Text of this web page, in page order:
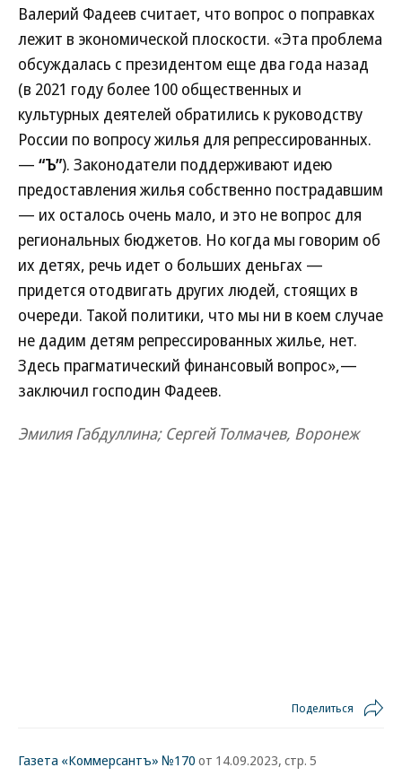
Валерий Фадеев считает, что вопрос о поправках
лежит в экономической плоскости. «Эта проблема
обсуждалась с президентом еще два года назад
(в 2021 году более 100 общественных и
культурных деятелей обратились к руководству
России по вопросу жилья для репрессированных.
— “Ъ”). Законодатели поддерживают идею
предоставления жилья собственно пострадавшим
— их осталось очень мало, и это не вопрос для
региональных бюджетов. Но когда мы говорим об
их детях, речь идет о больших деньгах —
придется отодвигать других людей, стоящих в
очереди. Такой политики, что мы ни в коем случае
не дадим детям репрессированных жилье, нет.
Здесь прагматический финансовый вопрос»,—
заключил господин Фадеев.
Эмилия Габдуллина; Сергей Толмачев, Воронеж
Поделиться
Газета «Коммерсантъ» №170 от 14.09.2023, стр. 5